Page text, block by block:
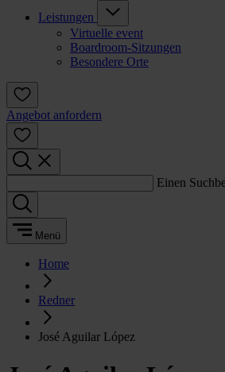
Leistungen
Virtuelle event
Boardroom-Sitzungen
Besondere Orte
Angebot anfordern
Einen
Menü
Home
Redner
José Aguilar López